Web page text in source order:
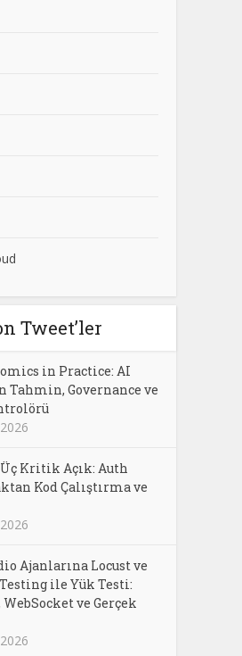
Tweet’ler
in Practice: AI
Tahmin, Governance ve
Üç Kritik Açık: Auth
Kod Çalıştırma ve
Ajanlarına Locust ve
ile Yük Testi:
ve Gerçek